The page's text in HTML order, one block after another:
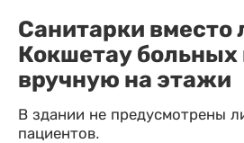
Санитарки вместо
Кокшетау
вручную на этажи
В здании не предусмотрены
пациентов.